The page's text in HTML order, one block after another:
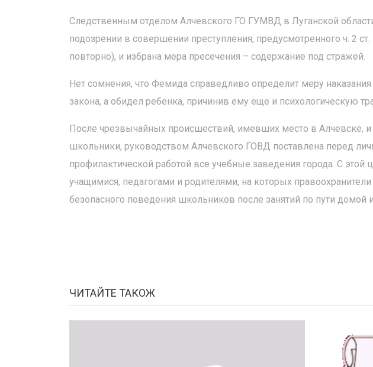
Следственным отделом Алчевского ГО ГУМВД в Луганской
подозрении в совершении преступления, предусмотренного ч. 2
повторно), и избрана мера пресечения – содержание под стражей.
Нет сомнения, что Фемида справедливо определит меру наказания
закона, а обидел ребенка, причинив ему еще и психологическую
После чрезвычайных происшествий, имевших место в Алчевске,
школьники, руководством Алчевского ГОВД поставлена перед
профилактической работой все учебные заведения города. С этой
учащимися, педагогами и родителями, на которых
безопасного поведения школьников после занятий по пути домой
ЧИТАЙТЕ ТАКОЖ